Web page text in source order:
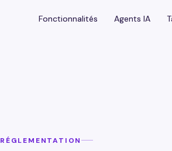
Fonctionnalités Agents IA
Fonctionnalités Agents IA
RÉGLEMENTATION